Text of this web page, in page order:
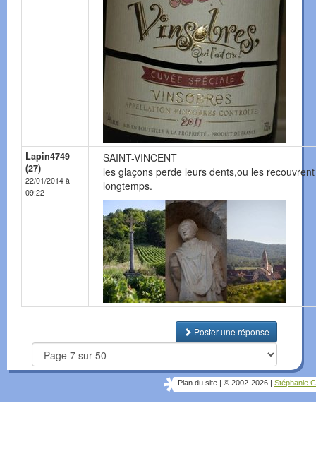
Lapin4749
(27)
22/01/2014 à
09:22
SAINT-VINCENT
les glaçons perde leurs dents,ou les
longtemps.
Poster une réponse
Plan du site © 2002-2026 Stéphanie C